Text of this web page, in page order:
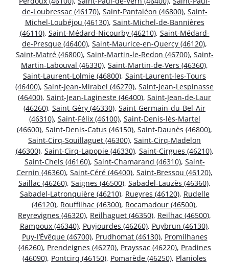
de-Loubressac (46170), Saint-Pantaléon (46800), Saint-
Michel-Loubéjou (46130), Saint-Michel-de-Bannières
(46110), Saint-Médard-Nicourby (46210), Saint-Médard-
de-Presque (46400), Saint-Maurice-en-Quercy (46120),
Saint-Matré (46800), Saint-Martin-le-Redon (46700), Saint-
Martin-Labouval (46330), Saint-Martin-de-Vers (46360),
Saint-Laurent-Lolmie (46800), Saint-Laurent-les-Tours
(46400), Saint-Jean-Mirabel (46270), Saint-Jean-Lespinasse
(46400), Saint-Jean-Lagineste (46400), Saint-Jean-de-Laur
(46260), Saint-Géry (46330), Saint-Germain-du-Bel-Air
(46310), Saint-Félix (46100), Saint-Denis-lès-Martel
(46600), Saint-Denis-Catus (46150), Saint-Daunès (46800),
Saint-Cirq-Souillaguet (46300), Saint-Cirq-Madelon
(46300), Saint-Cirq-Lapopie (46330), Saint-Cirgues (46210),
Saint-Chels (46160), Saint-Chamarand (46310), Saint-
Cernin (46360), Saint-Céré (46400), Saint-Bressou (46120),
Saillac (46260), Saignes (46500), Sabadel-Lauzès (46360),
Sabadel-Latronquière (46210), Rueyres (46120), Rudelle
(46120), Rouffilhac (46300), Rocamadour (46500),
Reyrevignes (46320), Reilhaguet (46350), Reilhac (46500),
Rampoux (46340), Puyjourdes (46260), Puybrun (46130),
Puy-l’Évêque (46700), Prudhomat (46130), Promilhanes
(46260), Prendeignes (46270), Prayssac (46220), Pradines
(46090), Pontcirq (46150), Pomarède (46250), Planioles